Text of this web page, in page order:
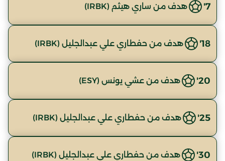
7' هدف من ساري هيثم (IRBK)
18' هدف من حفطاري علي عبدالجليل (IRBK)
20' هدف من عشي يونس (ESY)
25' هدف من حفطاري علي عبدالجليل (IRBK)
30' هدف من حفطاري علي عبدالجليل (IRBK)